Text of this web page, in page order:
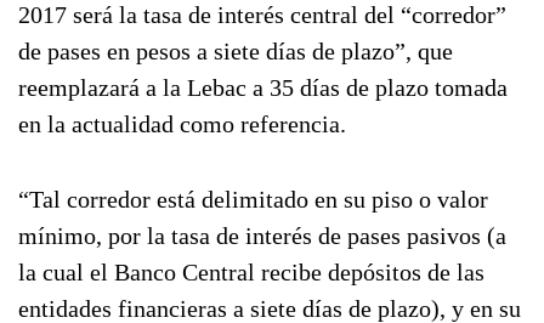
2017 será la tasa de interés central del “corredor”
de pases en pesos a siete días de plazo”, que
reemplazará a la Lebac a 35 días de plazo tomada
en la actualidad como referencia.
“Tal corredor está delimitado en su piso o valor
mínimo, por la tasa de interés de pases pasivos (a
la cual el Banco Central recibe depósitos de las
entidades financieras a siete días de plazo), y en su